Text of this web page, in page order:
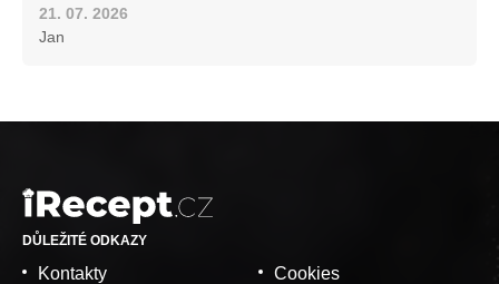
21. 07. 2026
Jan
DŮLEŽITÉ ODKAZY
Kontakty
Cookies